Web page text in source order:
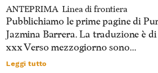
ANTEPRIMA Linea di frontiera
Pubblichiamo le prime pagine di
Jazmina Barrera. La traduzione è
xxx Verso mezzogiorno sono…
Leggi tutto